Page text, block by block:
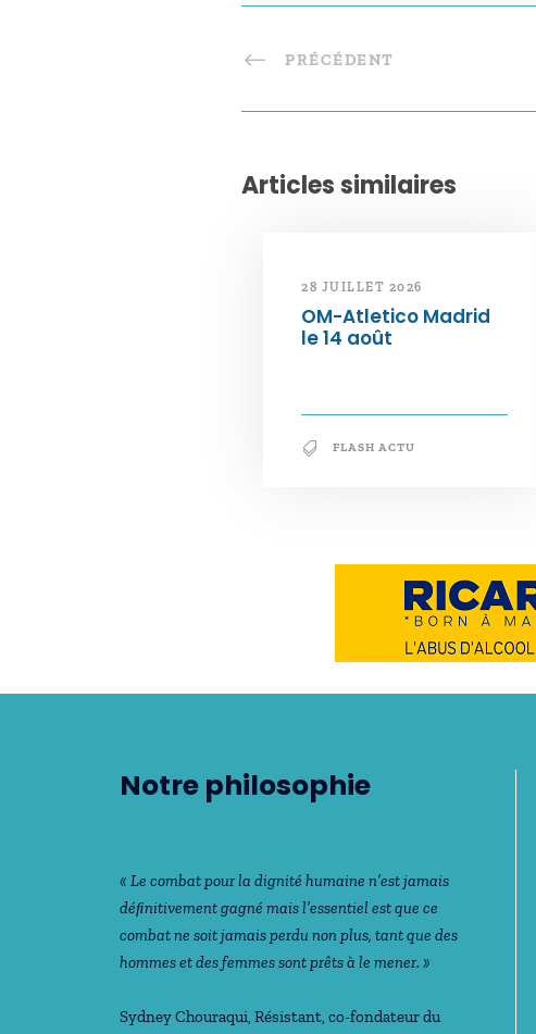
PRÉCÉDENT
Articles similaires
28 JUILLET 2026
OM-Atletico Madrid
le 14 août
FLASH ACTU
Notre philosophie
« Le combat pour la dignité humaine n’est jamais
déﬁnitivement gagné mais l’essentiel est que ce
combat ne soit jamais perdu non plus, tant que des
hommes et des femmes sont prêts à le mener. »
Sydney Chouraqui, Résistant, co-fondateur du